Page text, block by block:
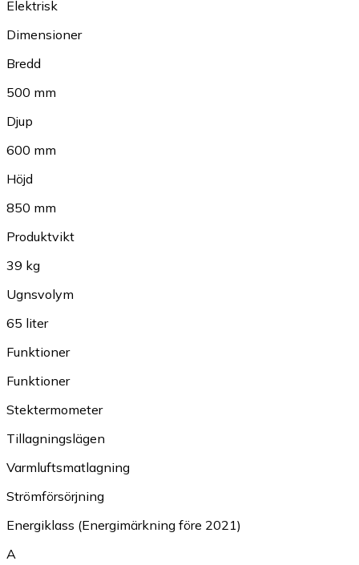
Elektrisk
Dimensioner
Bredd
500 mm
Djup
600 mm
Höjd
850 mm
Produktvikt
39 kg
Ugnsvolym
65 liter
Funktioner
Funktioner
Stektermometer
Tillagningslägen
Varmluftsmatlagning
Strömförsörjning
Energiklass (Energimärkning före 2021)
A